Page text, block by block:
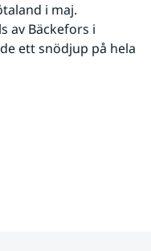
till annan webbplats.
av Bäckefors i
ett snödjup på hela